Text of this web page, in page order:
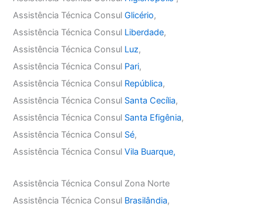
Assistência Técnica ConsulGlicério,
Assistência Técnica Consul Liberdade,
Assistência Técnica Consul Luz,
Assistência Técnica Consul Pari,
Assistência Técnica Consul República,
Assistência Técnica Consul Santa Cecília,
Assistência Técnica Consul Santa Efigênia,
Assistência Técnica Consul Sé,
Assistência Técnica ConsulVila Buarque,
Assistência Técnica Consul Zona Norte
Assistência Técnica Consul Brasilândia,